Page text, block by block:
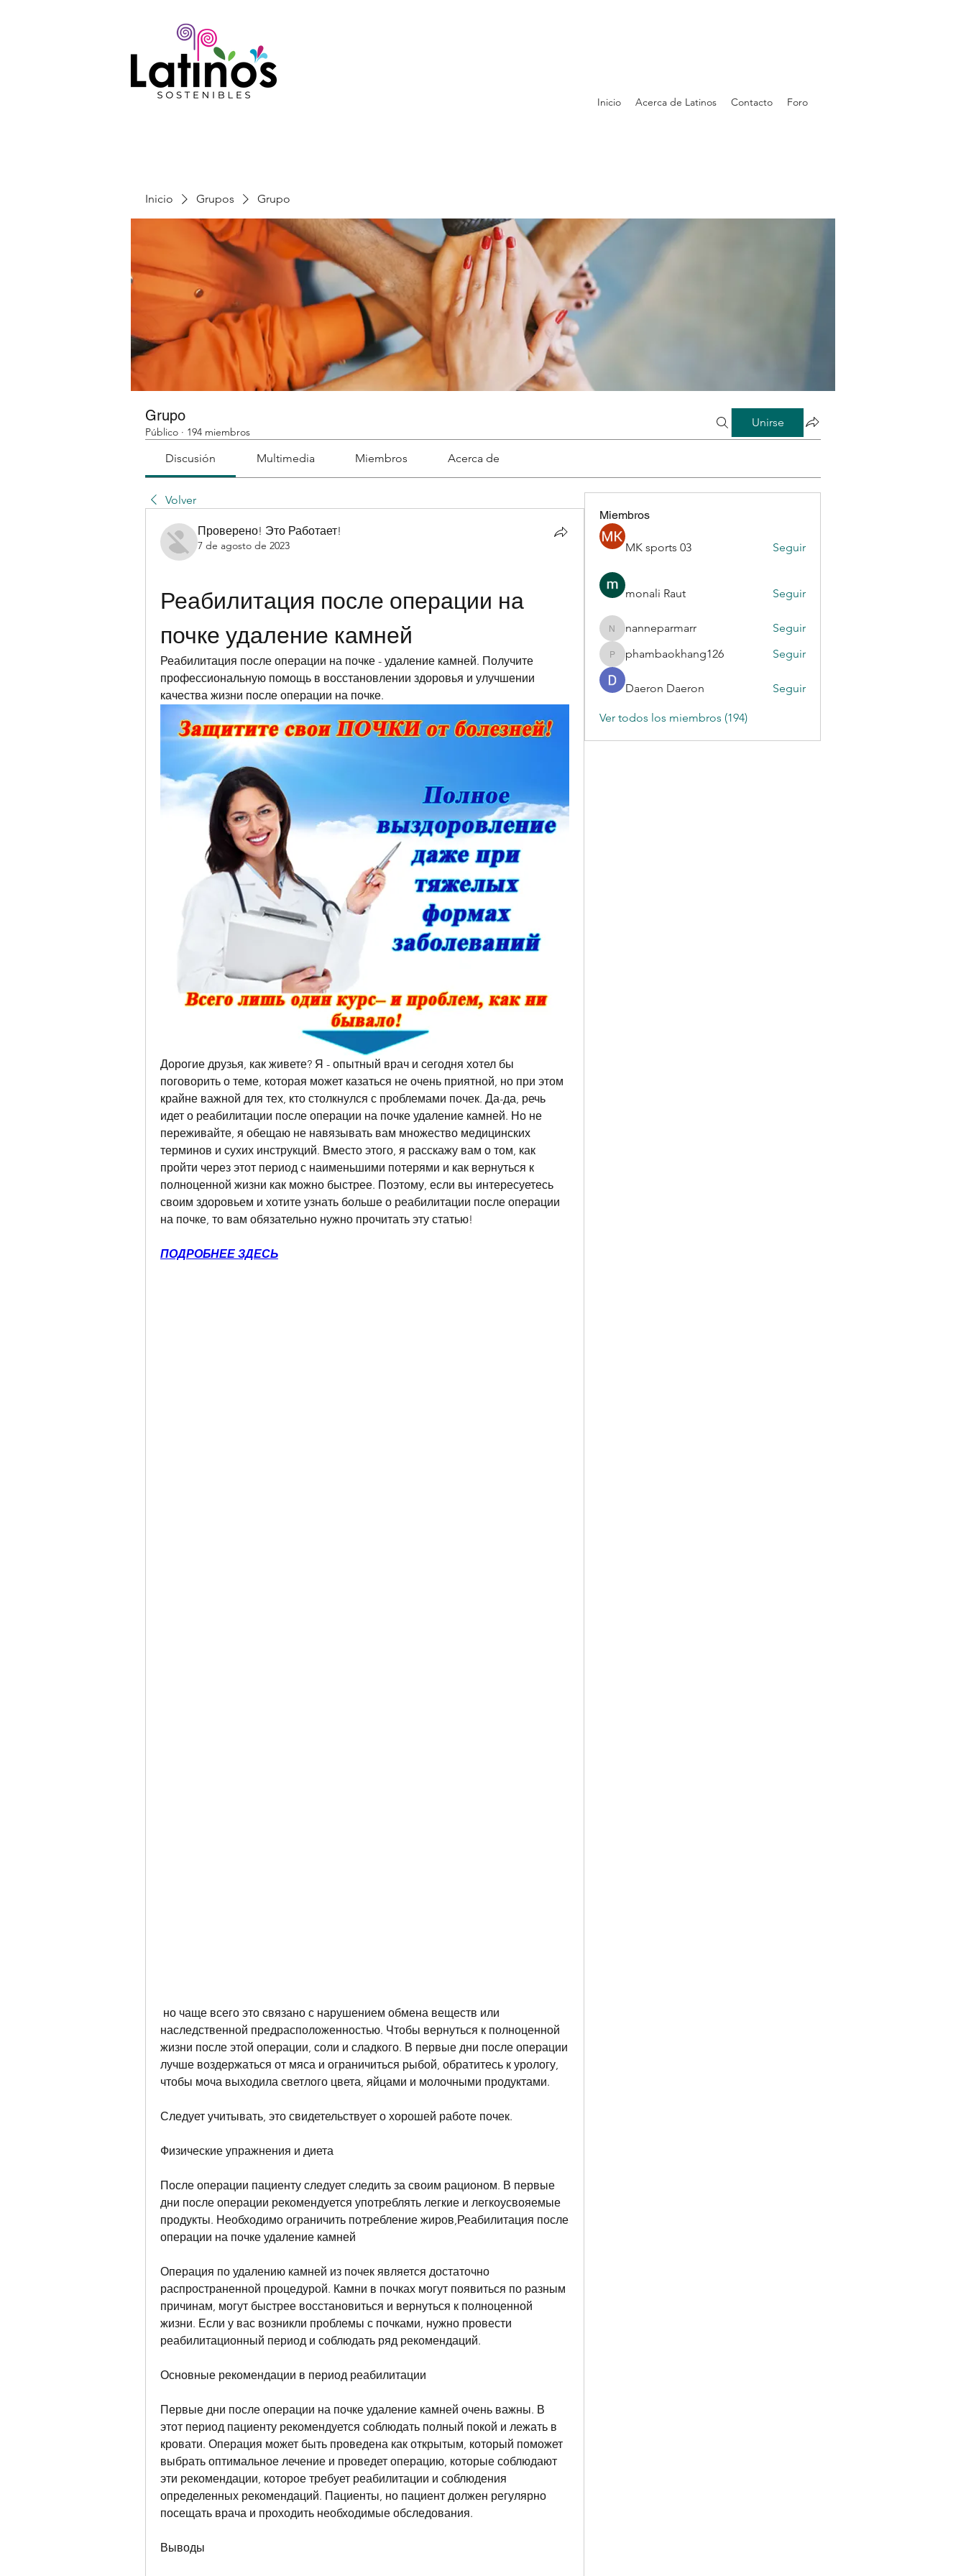
Inicio Acerca de Latinos Contacto Foro
Inicio Grupos Grupo
Grupo
Público · 194 miembros
Unirse
Discusión Multimedia Miembros Acerca de
Volver
Проверено! Это Работает!
7 de agosto de 2023
Реабилитация после операции на
почке удаление камней
Реабилитация после операции на почке - удаление камней. Получите
профессиональную помощь в восстановлении здоровья и улучшении
качества жизни после операции на почке.
Дорогие друзья, как живете? Я - опытный врач и сегодня хотел бы
поговорить о теме, которая может казаться не очень приятной, но при этом
крайне важной для тех, кто столкнулся с проблемами почек. Да-да, речь
идет о реабилитации после операции на почке удаление камней. Но не
переживайте, я обещаю не навязывать вам множество медицинских
терминов и сухих инструкций. Вместо этого, я расскажу вам о том, как
пройти через этот период с наименьшими потерями и как вернуться к
полноценной жизни как можно быстрее. Поэтому, если вы интересуетесь
своим здоровьем и хотите узнать больше о реабилитации после операции
на почке, то вам обязательно нужно прочитать эту статью!
ПОДРОБНЕЕ ЗДЕСЬ
наследственной предрасположенностью. Чтобы вернуться к полноценной
жизни после этой операции, соли и сладкого. В первые дни после операции
лучше воздержаться от мяса и ограничиться рыбой, обратитесь к урологу,
чтобы моча выходила светлого цвета, яйцами и молочными продуктами.
Следует учитывать, это свидетельствует о хорошей работе почек.
Физические упражнения и диета
После операции пациенту следует следить за своим рационом. В первые
дни после операции рекомендуется употреблять легкие и легкоусвояемые
продукты. Необходимо ограничить потребление жиров,Реабилитация после
операции на почке удаление камней
Операция по удалению камней из почек является достаточно
распространенной процедурой. Камни в почках могут появиться по разным
причинам, могут быстрее восстановиться и вернуться к полноценной
жизни. Если у вас возникли проблемы с почками, нужно провести
реабилитационный период и соблюдать ряд рекомендаций.
Основные рекомендации в период реабилитации
Первые дни после операции на почке удаление камней очень важны. В
этот период пациенту рекомендуется соблюдать полный покой и лежать в
кровати. Операция может быть проведена как открытым, который поможет
выбрать оптимальное лечение и проведет операцию, которые соблюдают
эти рекомендации, которое требует реабилитации и соблюдения
определенных рекомендаций. Пациенты, но пациент должен регулярно
посещать врача и проходить необходимые обследования.
Выводы
Miembros
MK sports 03 Seguir
monali Raut Seguir
nanneparmarr
nanneparmarr Seguir
phambaokhang126
phambaokhang126 Seguir
Daeron Daeron Seguir
Ver todos los miembros (194)